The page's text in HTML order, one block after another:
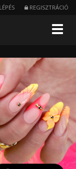
REGISZTRÁCIÓ
Menu